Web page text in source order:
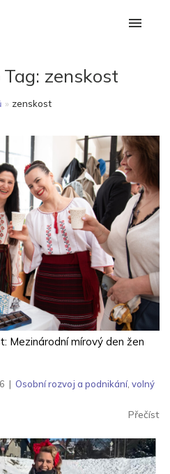
zenskost
» zenskost
Mezinárodní mírový den žen
| Osobní rozvoj a podnikání, volný
Přečíst